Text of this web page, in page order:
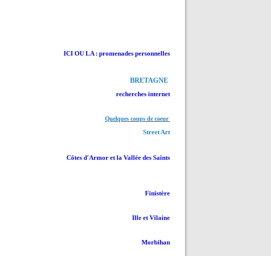
ICI OU LA : promenades personnelles
BRETAGNE
recherches internet
Quelques coups de coeur
Street Art
Côtes d'Armor et la Vallée des Saints
Finistère
Ille et Vilaine
Morbihan